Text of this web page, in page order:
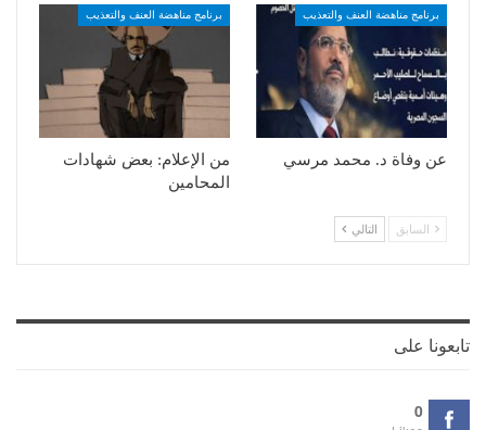
برنامج مناهضة العنف والتعذيب
عن وفاة د. محمد مرسي
برنامج مناهضة العنف والتعذيب
من الإعلام: بعض شهادات
المحامين
السابق التالي
تابعونا على
0